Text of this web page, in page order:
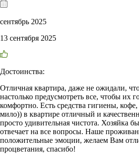
сентябрь 2025
13 сентября 2025
Достоинства:
Отличная квартира, даже не ожидали,
настолько предусмотреть все, чтобы их
комфортно. Есть средства гигиены,
мило)) в квартире отличный и
просто удивительная чистота. Хозяйка
отвечает на все вопросы. Наше
положительные эмоции, желаем Вам
процветания, спасибо!